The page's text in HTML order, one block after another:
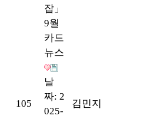
105
잡」
9월
카드
뉴스
날
짜: 2
025-
김민지